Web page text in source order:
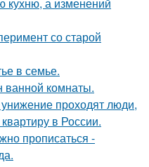
со старой
в семье.
ванной комнаты.
унижение проходят люди,
в России.
прописаться -